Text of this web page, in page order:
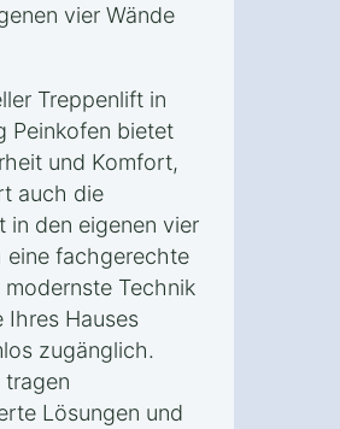
vier Wände
Treppenlift in
Peinkofen bietet
und Komfort,
auch die
in den eigenen vier
eine fachgerechte
Technik
Ihres Hauses
zugänglich.
tragen
Lösungen und